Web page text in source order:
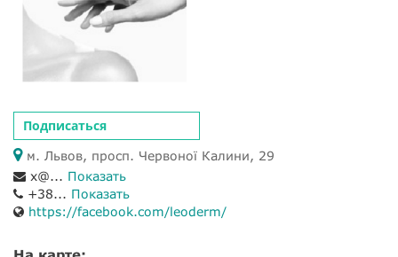
Подписаться
м. Львов, просп. Червоної Калини, 29
x@... Показать
+38... Показать
https://facebook.com/leoderm/